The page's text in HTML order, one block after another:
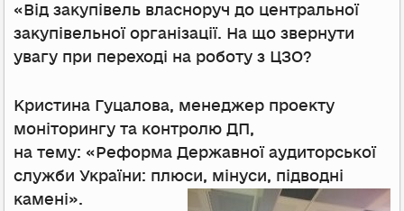
«Від закупівель власноруч до центральної
закупівельної організації. На що звернути
увагу при переході на роботу з ЦЗО?
Кристина Гуцалова, менеджер проекту
моніторингу та контролю ДП,
на тему: «Реформа Державної аудиторської
служби України: плюси, мінуси, підводні
камені».